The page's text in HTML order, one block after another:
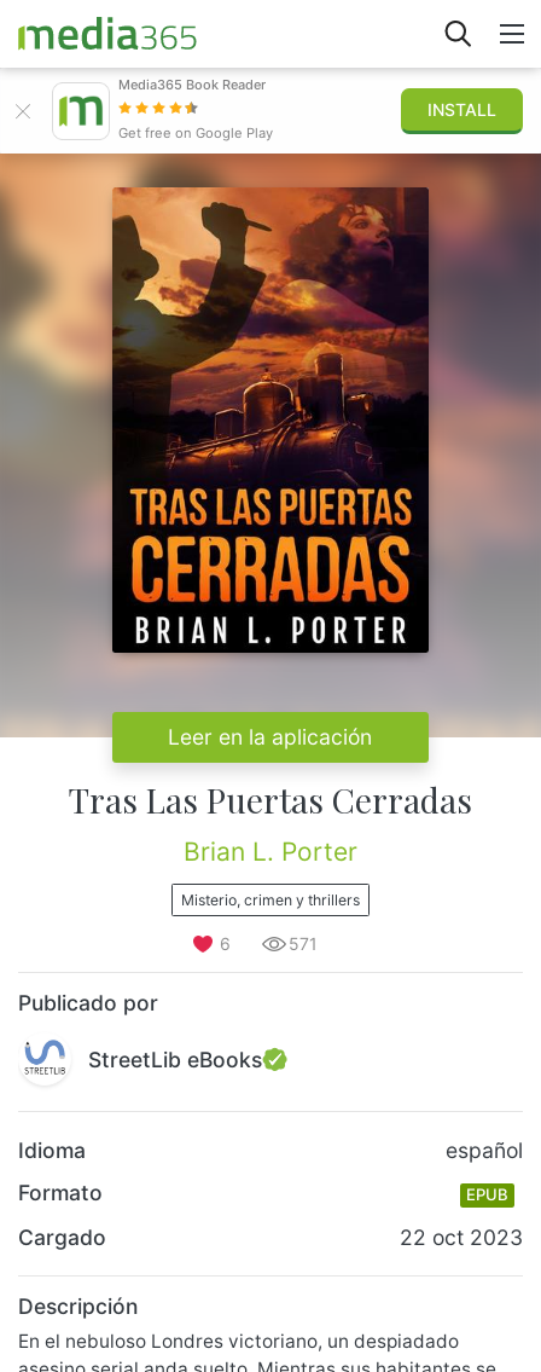
Iniciar sesión
Publicar
Media365 Book Reader
Get free on Google Play
INSTALL
Leer en la aplicación
Tras Las Puertas Cerradas
Brian L. Porter
Misterio, crimen y thrillers
6 571
Publicado por
StreetLib eBooks
Idioma
español
Formato
EPUB
Cargado 22 oct 2023
Descripción
En el nebuloso Londres victoriano, un despiadado